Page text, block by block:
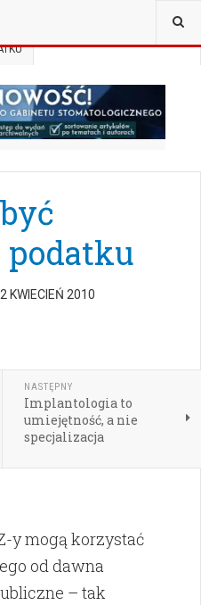
KWIECIEŃ 2010
NASTĘPNY
Implantologia to
umiejętność, a nie
specjalizacja
y mogą korzystać
od dawna
– tak